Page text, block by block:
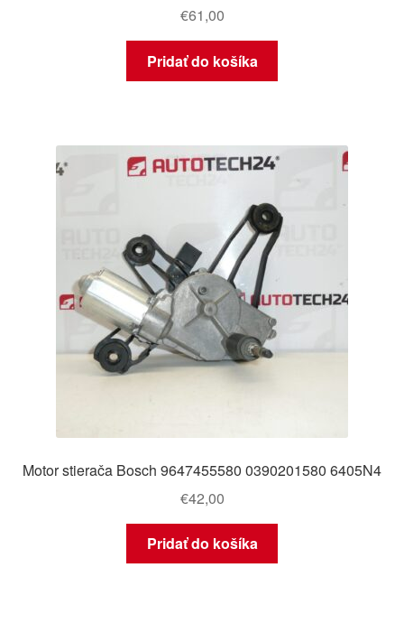
€61,00
Pridať do košíka
Motor stierača Bosch 9647455580 0390201580 6405N4
€42,00
Pridať do košíka